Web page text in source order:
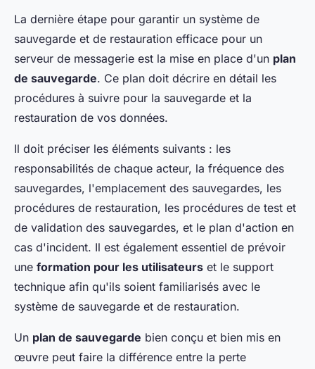
La dernière étape pour garantir un système de
sauvegarde et de restauration efficace pour un
serveur de messagerie est la mise en place d'un plan
de sauvegarde. Ce plan doit décrire en détail les
procédures à suivre pour la sauvegarde et la
restauration de vos données.
Il doit préciser les éléments suivants : les
responsabilités de chaque acteur, la fréquence des
sauvegardes, l'emplacement des sauvegardes, les
procédures de restauration, les procédures de test et
de validation des sauvegardes, et le plan d'action en
cas d'incident. Il est également essentiel de prévoir
une formation pour les utilisateurs et le support
technique afin qu'ils soient familiarisés avec le
système de sauvegarde et de restauration.
Un plan de sauvegarde bien conçu et bien mis en
œuvre peut faire la différence entre la perte